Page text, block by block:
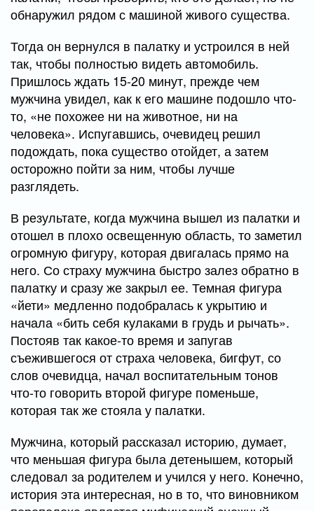
обнаружил рядом с машиной живого существа.
Тогда он вернулся в палатку и устроился в ней
так, чтобы полностью видеть автомобиль.
Пришлось ждать 15-20 минут, прежде чем
мужчина увидел, как к его машине подошло что-
то, «не похожее ни на животное, ни на
человека». Испугавшись, очевидец решил
подождать, пока существо отойдет, а затем
осторожно пойти за ним, чтобы лучше
разглядеть.
В результате, когда мужчина вышел из палатки и
отошел в плохо освещенную область, то заметил
огромную фигуру, которая двигалась прямо на
него. Со страху мужчина быстро залез обратно в
палатку и сразу же закрыл ее. Темная фигура
«йети» медленно подобралась к укрытию и
начала «бить себя кулаками в грудь и рычать».
Постояв так какое-то время и запугав
съежившегося от страха человека, бигфут, со
слов очевидца, начал воспитательным тонов
что-то говорить второй фигуре поменьше,
которая так же стояла у палатки.
Мужчина, который рассказал историю, думает,
что меньшая фигура была детенышем, который
следовал за родителем и учился у него. Конечно,
история эта интересная, но в то, что виновником